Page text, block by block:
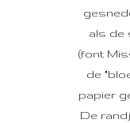
als de
(font
de
papier
De